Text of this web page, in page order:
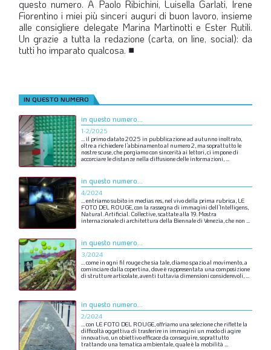
questo numero. A Paolo Ribichini, LuisellaGarlati, Irene
Fiorentino i miei più sinceri auguri di buon lavoro, insieme
alle consigliere delegate Marina Martinotti e Ester Rutili.
Un grazie a tutta la redazione (carta, on line, social): da
tutti ho imparato qualcosa. ■
IN QUESTO NUMERO
in questo numero...
1-2/2025
…il primodatato2025 in pubblicazionead autunnoinoltrato,
oltrea richiedere l’abbinamentoal numero2, ma soprattutto le
nostrescuse,che porgiamocon sincerità ai lettori,ci imponedi
accorciare ledistanze nella diffusionedelleinformazioni,...
in questo numero...
4/2024
…entriamosubitoin medias res, nel vivodella prima rubrica, LE
FOTO DEL ROUGE,con la rassegna di immagini dell’Intelligens,
Natural.Artificial. Collective,scattatealla 19. Mostra
internazionaledi architettura della Biennaledi Venezia,che non ...
in questo numero...
3/2024
…comein ogni fil rougechesia tale,diamospazioal movimento,a
cominciaredalla copertina,doveè rappresentata una composizione
di strutturearticolate,aventi tuttavia dimensioni considerevoli,...
in questo numero...
2/2024
…con LE FOTO DEL ROUGE,offriamo una selezioneche riflette la
difficoltà oggettiva di trasferirein immagini un mododi agire
innovativo, un obiettivoefficaceda conseguire,soprattutto
trattando una tematica ambientale,qualeè la mobilità ...